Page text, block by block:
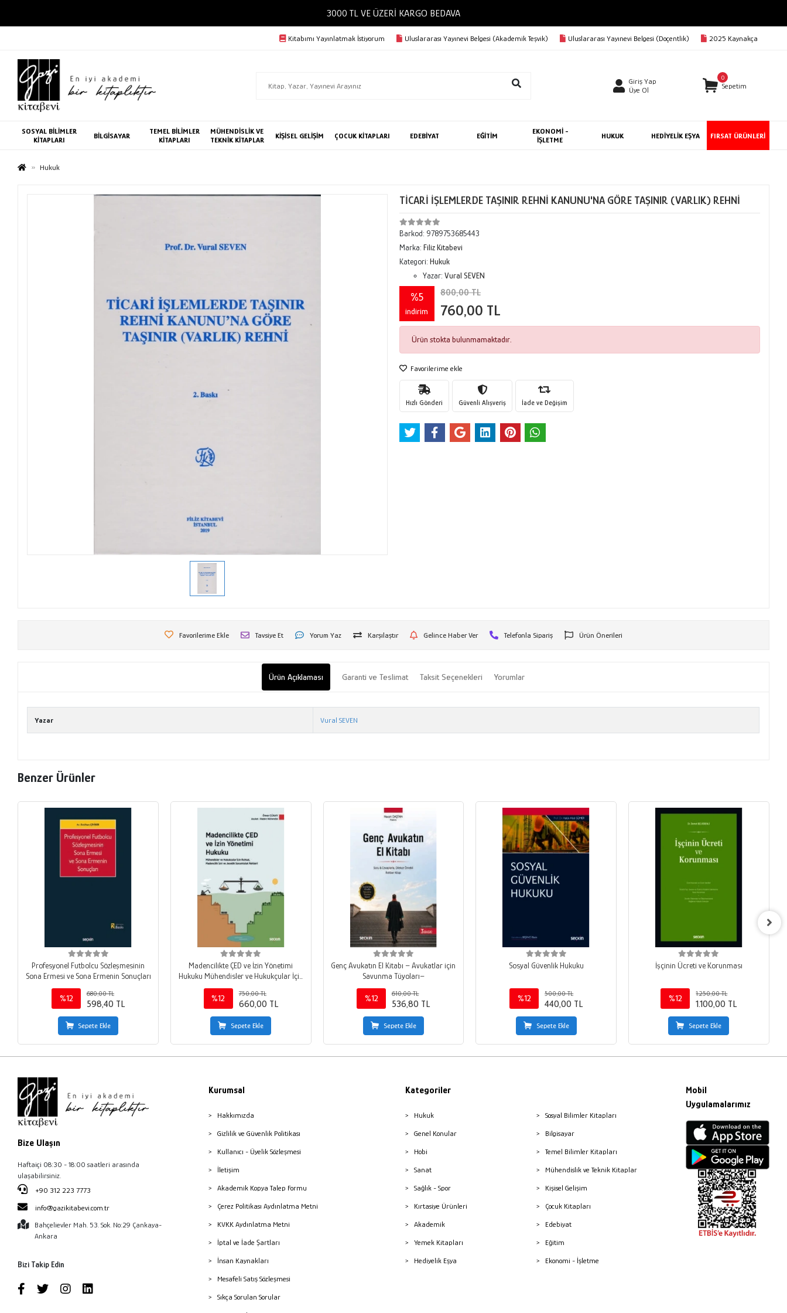
3000 TL VE ÜZERİ KARGO BEDAVA
Kitabımı Yayınlatmak İstiyorum Uluslararası Yayınevi Belgesi (Akademik Teşvik) Uluslararası Yayınevi Belgesi (Doçentlik) 2025 Kaynakça
Giriş Yap
Üye Ol
0
Sepetim
SOSYAL BİLİMLER
KİTAPLARI
BİLGİSAYAR
TEMEL BİLİMLER
KİTAPLARI
MÜHENDİSLİK VE
TEKNİK KİTAPLAR
KİŞİSEL GELİŞİM ÇOCUK KİTAPLARI EDEBİYAT EĞİTİM
EKONOMİ -
İŞLETME
HUKUK HEDİYELİK EŞYA FIRSAT ÜRÜNLERİ
Hukuk
TİCARİ İŞLEMLERDE TAŞINIR REHNİ KANUNU'NA GÖRE TAŞINIR (VARLIK) REHNİ
Barkod: 9789753685443
Marka: Filiz Kitabevi
Kategori: Hukuk
Yazar: Vural SEVEN
%5
indirim
800,00 TL
760,00 TL
Ürün stokta bulunmamaktadır.
Favorilerime ekle
Hızlı Gönderi Güvenli Alışveriş İade ve Değişim
Favorilerime Ekle Tavsiye Et Yorum Yaz Karşılaştır Gelince Haber Ver Telefonla Sipariş Ürün Önerileri
Ürün Açıklaması Garanti ve Teslimat Taksit Seçenekleri Yorumlar
Yazar Vural SEVEN
Benzer Ürünler
Profesyonel Futbolcu Sözleşmesinin
Sona Ermesi ve Sona Ermenin Sonuçları
%12
680,00 TL
598,40 TL
Sepete Ekle
Madencilikte ÇED ve İzin Yönetimi
Hukuku Mühendisler ve Hukukçular İçin
Ruhsat, Madencilik İzni ve Jeoetik
Sorumluluk Rehberi
%12
750,00 TL
660,00 TL
Sepete Ekle
Genç Avukatın El Kitabı – Avukatlar için
Savunma Tüyoları–
%12
610,00 TL
536,80 TL
Sepete Ekle
Sosyal Güvenlik Hukuku
%12
500,00 TL
440,00 TL
Sepete Ekle
İşçinin Ücreti ve Korunması
%12
1.250,00 TL
1.100,00 TL
Sepete Ekle
Bize Ulaşın
Haftaiçi 08:30 - 18:00 saatleri arasında
ulaşabilirsiniz.
+90 312 223 7773
info@gazikitabevi.com.tr
Bahçelievler Mah. 53. Sok. No:29 Çankaya-
Ankara
Bizi Takip Edin
Kurumsal
Hakkımızda
Gizlilik ve Güvenlik Politikası
Kullanıcı - Üyelik Sözleşmesi
İletişim
Akademik Kopya Talep Formu
Çerez Politikası Aydınlatma Metni
KVKK Aydınlatma Metni
İptal ve İade Şartları
İnsan Kaynakları
Mesafeli Satış Sözleşmesi
Sıkça Sorulan Sorular
Kategoriler
Hukuk
Genel Konular
Hobi
Sanat
Sağlık - Spor
Kırtasiye Ürünleri
Akademik
Yemek Kitapları
Hediyelik Eşya
Sosyal Bilimler Kitapları
Bilgisayar
Temel Bilimler Kitapları
Mühendislik ve Teknik Kitaplar
Kişisel Gelişim
Çocuk Kitapları
Edebiyat
Eğitim
Ekonomi - İşletme
Mobil
Uygulamalarımız